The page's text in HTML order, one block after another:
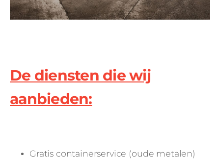
De diensten die wij
aanbieden:
Gratis containerservice (oude metalen)